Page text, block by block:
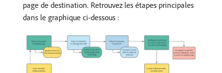
page de destination. Retrouvez les étapes principales
dans le graphique ci-dessous :